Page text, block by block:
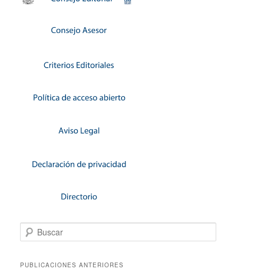
Buscar
PUBLICACIONES ANTERIORES